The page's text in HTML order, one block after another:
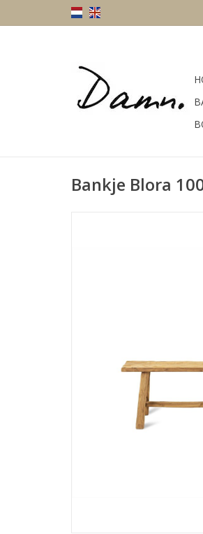
Bankje Blora